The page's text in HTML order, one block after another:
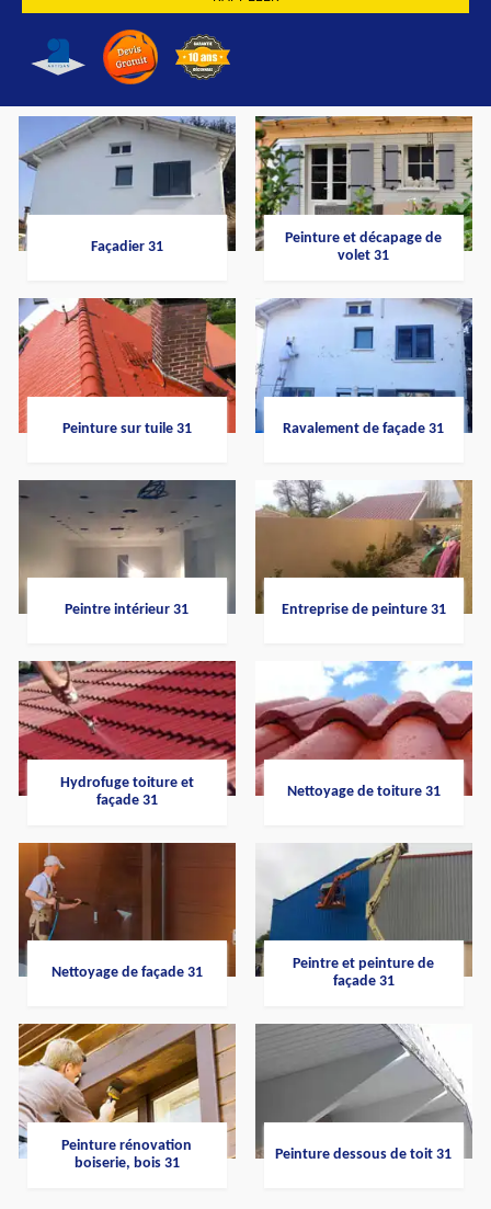
Façadier 31
Peinture et décapage de
volet 31
Peinture sur tuile 31 Ravalement de façade 31
Peintre intérieur 31 Entreprise de peinture 31
Hydrofuge toiture et
façade 31
Nettoyage de toiture 31
Nettoyage de façade 31
Peintre et peinture de
façade 31
Peinture rénovation
boiserie, bois 31
Peinture dessous de toit 31